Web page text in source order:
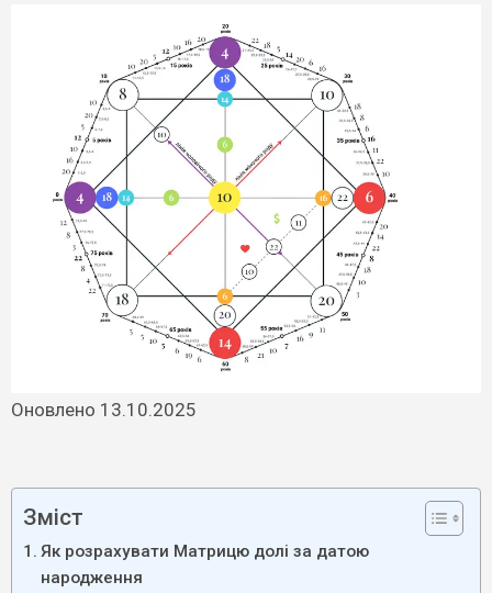
Оновлено 13.10.2025
Зміст
Як розрахувати Матрицю долі за датою
народження